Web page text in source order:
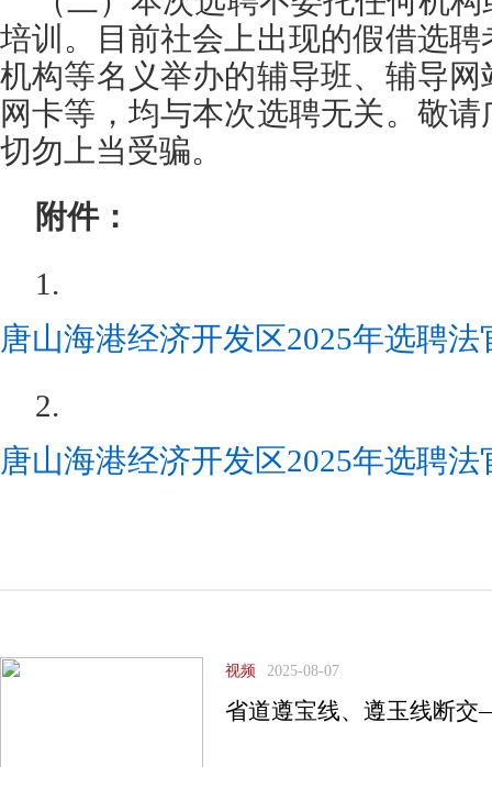
培训。目前社会上出现的假借选
机构等名义举办的辅导班、辅导
网卡等，均与本次选聘无关。敬
切勿上当受骗。
附件：
1.
唐山海港经济开发区2025年选聘
2.
唐山海港经济开发区2025年选聘
视频 2025-08-07
省道遵宝线、遵玉线断